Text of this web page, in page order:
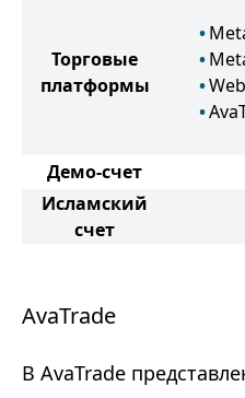
Торговые
платформы
Демо-счет
Исламский
счет
AvaTrade
В AvaTrade